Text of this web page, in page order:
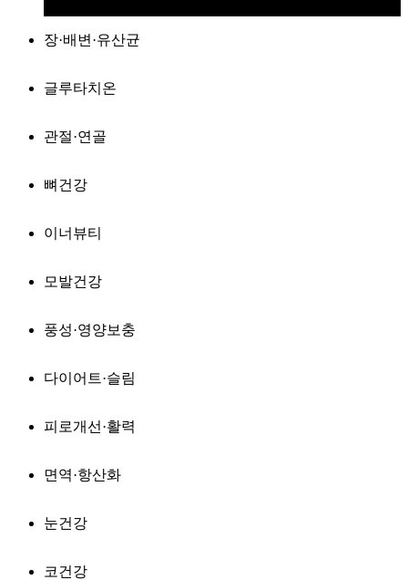
장·배변·유산균
글루타치온
관절·연골
뼈건강
이너뷰티
모발건강
풍성·영양보충
다이어트·슬림
피로개선·활력
면역·항산화
눈건강
코건강